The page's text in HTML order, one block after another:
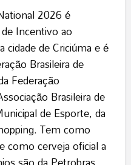
2026 é
Incentivo ao
de Criciúma e é
Brasileira de
Federação
Brasileira de
de Esporte, da
Tem como
como cerveja oficial a